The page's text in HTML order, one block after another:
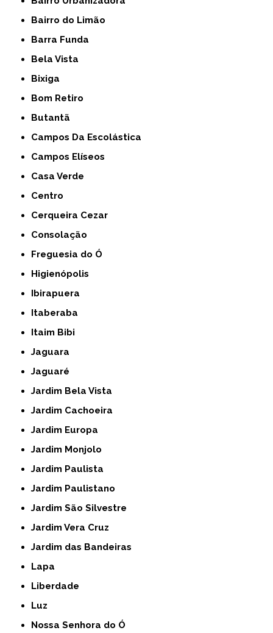
Bairro do Limão
Barra Funda
Bela Vista
Bixiga
Bom Retiro
Butantã
Campos Da Escolástica
Campos Elíseos
Casa Verde
Centro
Cerqueira Cezar
Consolação
Freguesia do Ó
Higienópolis
Ibirapuera
Itaberaba
Itaim Bibi
Jaguara
Jaguaré
Jardim Bela Vista
Jardim Cachoeira
Jardim Europa
Jardim Monjolo
Jardim Paulista
Jardim Paulistano
Jardim São Silvestre
Jardim Vera Cruz
Jardim das Bandeiras
Lapa
Liberdade
Luz
Nossa Senhora do Ó